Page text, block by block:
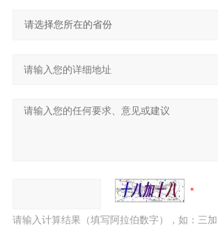
请输入计算结果（填写阿拉伯数字），如：三